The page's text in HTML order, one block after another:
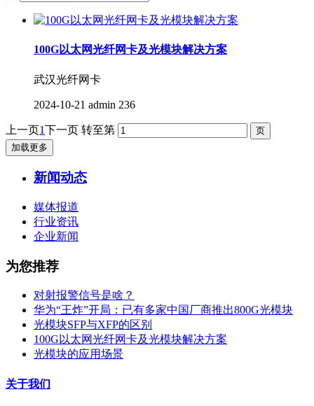
100G以太网光纤网卡及光模块解决方案
武汉光纤网卡
2024-10-21 admin 236
上一页1下一页 转至第
加载更多
新闻动态
媒体报道
行业资讯
企业新闻
为您推荐
对射报警信号是啥？
华为“王炸”开局：已有多家中国厂商推出800G光模块
光模块SFP与XFP的区别
100G以太网光纤网卡及光模块解决方案
光模块的应用场景
关于我们